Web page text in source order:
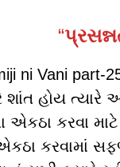
“
ni Vani part-
શાંત હોય ત્યારે
એકઠા કરવા
કરવામાં